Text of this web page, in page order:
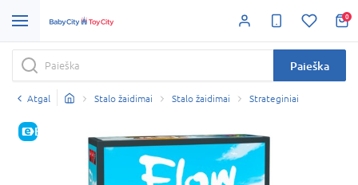
0
Paieška
Atgal Stalo žaidimai Stalo žaidimai Strateginiai
E-KAINA